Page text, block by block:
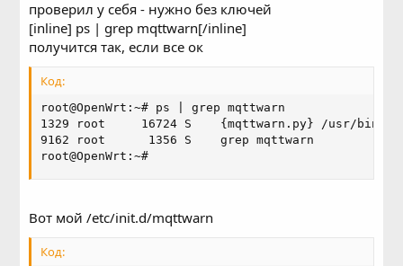
проверил у себя - нужно без ключей
[inline] ps | grep mqttwarn[/inline]
получится так, если все ок
Код:
root@OpenWrt:~# ps | grep mqttwarn
1329 root     16724 S    {mqttwarn.py} /usr/bin/
9162 root      1356 S    grep mqttwarn
root@OpenWrt:~#
Вот мой /etc/init.d/mqttwarn
Код: